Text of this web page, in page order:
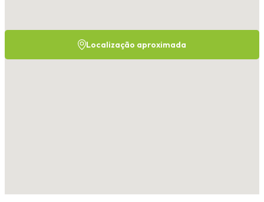
Localização aproximada